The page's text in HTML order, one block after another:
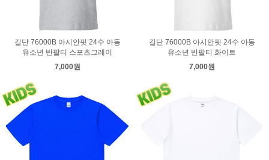
길단 76000B 아시안핏 24수 아동
유소년 반팔티 스포츠그레이
7,000원
길단 76000B 아시안핏 24수 아동
유소년 반팔티 화이트
7,000원